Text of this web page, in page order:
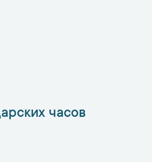
часов